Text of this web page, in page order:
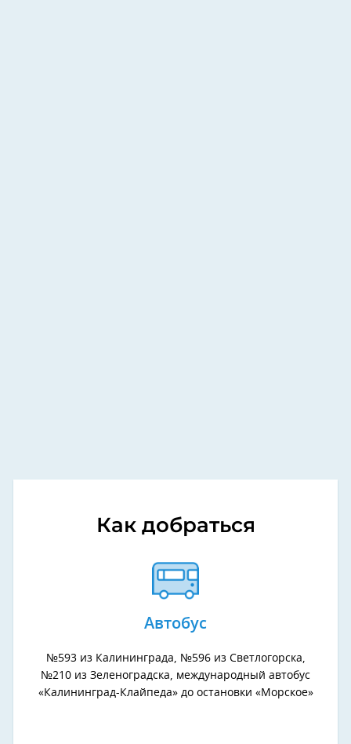
Как добраться
Автобус
№593 из Калининграда, №596 из Светлогорска,
№210 из Зеленоградска, международный автобус
«Калининград-Клайпеда» до остановки «Морское»